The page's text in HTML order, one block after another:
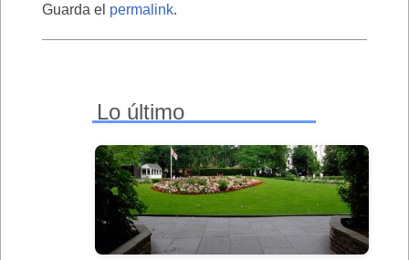
Guarda el permalink.
Lo último